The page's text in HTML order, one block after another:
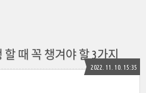
때 꼭 챙겨야 할 3가지
2022. 11. 10. 15:35